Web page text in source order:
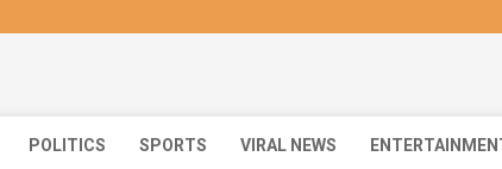
POLITICS SPORTS VIRAL NEWS